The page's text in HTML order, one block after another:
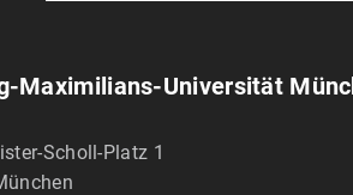
Maximilians-Universität
Scholl-Platz 1